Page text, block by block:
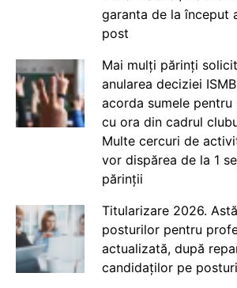
garanta de la început
post
Mai mulți părinți
anularea deciziei
acorda sumele
cu ora din cadrul
Multe cercuri de
vor dispărea de la 1
părinții
Titularizare 2026.
posturilor pentru
actualizată, după
candidaților pe